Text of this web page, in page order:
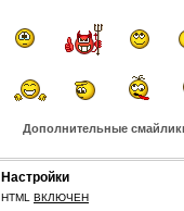
Дополнительные
Настройки
HTML ВКЛЮЧЕН